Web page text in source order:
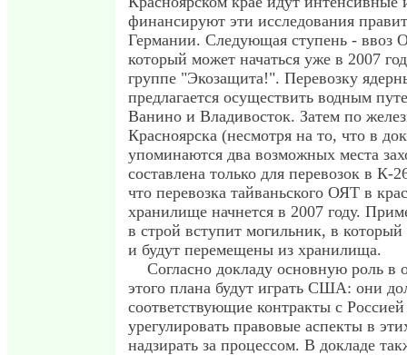
финансируют эти исследования
Германии. Следующая ступень - ввоз
который может начаться уже в 2007
группе "Экозащита!". Перевозку
предлагается осуществить водным
Ванино и Владивосток. Затем по
Красноярска (несмотря на то, что в
упоминаются два возможных места
составлена только для перевозок в К-
что перевозка тайваньского ОЯТ в
хранилище начнется в 2007 году.
в строй вступит могильник, в
и будут перемещены из хранилища.
Согласно докладу основную роль в
этого плана будут играть США: они
соответствующие контракты с
урегулировать правовые аспекты в
надзирать за процессом. В докладе